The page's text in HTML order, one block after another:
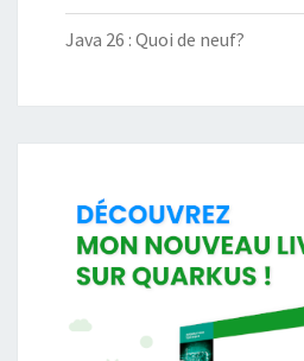
Java 26 : Quoi de neuf?